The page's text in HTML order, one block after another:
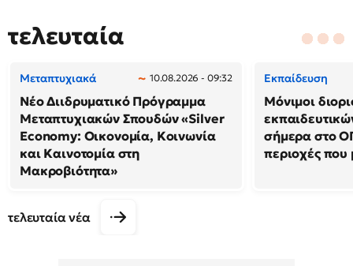
τελευταία
Μεταπτυχιακά 10.08.2026 - 09:32
Νέο Διιδρυματικό Πρόγραμμα
Μεταπτυχιακών Σπουδών «Silver
Economy: Οικονομία, Κοινωνία
και Καινοτομία στη
Μακροβιότητα»
Εκπαίδευση
Μόνιμοι
σήμερα στο
περιοχές που
τελευταία νέα